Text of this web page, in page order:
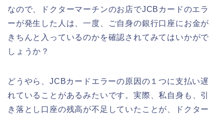
なので、ドクターマーチンのお店でJCBカードのエラ
ーが発生した人は、一度、ご自身の銀行口座にお金が
きちんと入っているのかを確認されてみてはいかがで
しょうか？
どうやら、JCBカードエラーの原因の１つに支払い遅
れていることがあるみたいです。実際、私自身も、引
き落とし口座の残高が不足していたことが、ドクター